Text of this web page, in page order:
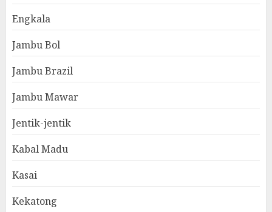
Engkala
Jambu Bol
Jambu Brazil
Jambu Mawar
Jentik-jentik
Kabal Madu
Kasai
Kekatong